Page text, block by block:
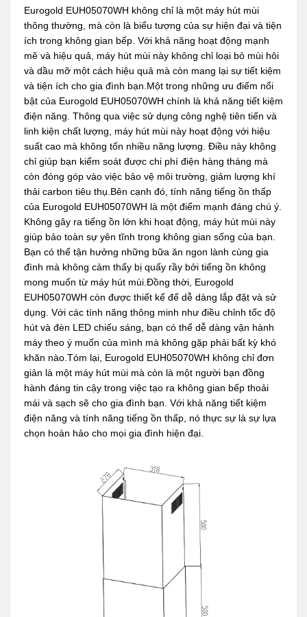
Eurogold EUH05070WH không chỉ là một máy hút mùi
thông thường, mà còn là biểu tượng của sự hiện đại và tiện
ích trong không gian bếp. Với khả năng hoạt động mạnh
mẽ và hiệu quả, máy hút mùi này không chỉ loại bỏ mùi hôi
và dầu mỡ một cách hiệu quả mà còn mang lại sự tiết kiệm
và tiện ích cho gia đình bạn.Một trong những ưu điểm nổi
bật của Eurogold EUH05070WH chính là khả năng tiết kiệm
điện năng. Thông qua việc sử dụng công nghệ tiên tiến và
linh kiện chất lượng, máy hút mùi này hoạt động với hiệu
suất cao mà không tốn nhiều năng lượng. Điều này không
chỉ giúp bạn kiểm soát được chi phí điện hàng tháng mà
còn đóng góp vào việc bảo vệ môi trường, giảm lượng khí
thải carbon tiêu thụ.Bên cạnh đó, tính năng tiếng ồn thấp
của Eurogold EUH05070WH là một điểm mạnh đáng chú ý.
Không gây ra tiếng ồn lớn khi hoạt động, máy hút mùi này
giúp bảo toàn sự yên tĩnh trong không gian sống của bạn.
Bạn có thể tận hưởng những bữa ăn ngon lành cùng gia
đình mà không cảm thấy bị quấy rầy bởi tiếng ồn không
mong muốn từ máy hút mùi.Đồng thời, Eurogold
EUH05070WH còn được thiết kế để dễ dàng lắp đặt và sử
dụng. Với các tính năng thông minh như điều chỉnh tốc độ
hút và đèn LED chiếu sáng, bạn có thể dễ dàng vận hành
máy theo ý muốn của mình mà không gặp phải bất kỳ khó
khăn nào.Tóm lại, Eurogold EUH05070WH không chỉ đơn
giản là một máy hút mùi mà còn là một người bạn đồng
hành đáng tin cậy trong việc tạo ra không gian bếp thoải
mái và sạch sẽ cho gia đình bạn. Với khả năng tiết kiệm
điện năng và tính năng tiếng ồn thấp, nó thực sự là sự lựa
chọn hoàn hảo cho mọi gia đình hiện đại.